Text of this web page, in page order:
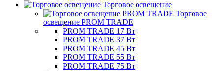
Торговое освещение
Торговое
освещение PROM TRADE
PROM TRADE 17 Вт
PROM TRADE 37 Вт
PROM TRADE 45 Вт
PROM TRADE 55 Вт
PROM TRADE 75 Вт